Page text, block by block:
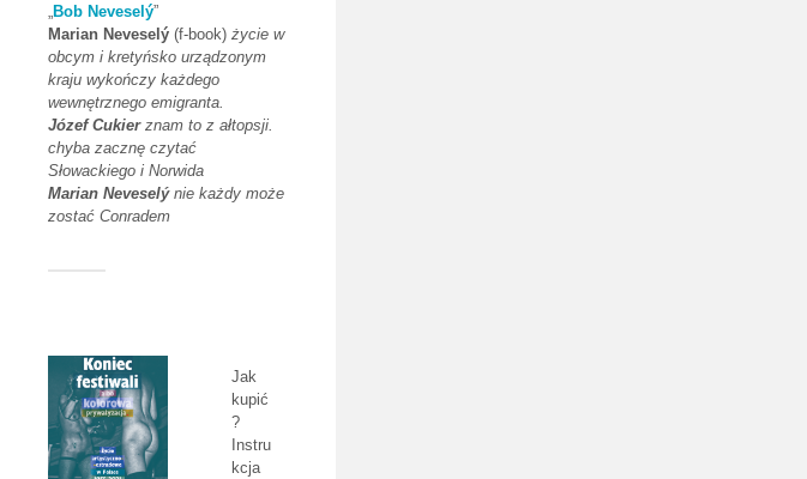
Bob Neveselý”
Marian Neveselý (f-book) życie w
obcym i kretyńsko urządzonym
kraju wykończy każdego
wewnętrznego emigranta.
Józef Cukierznam to z ałtopsji.
chyba zacznę czytać
Słowackiego i Norwida
Marian Neveselýnie każdy może
zostać Conradem
Jak
kupić
?
Instru
kcja